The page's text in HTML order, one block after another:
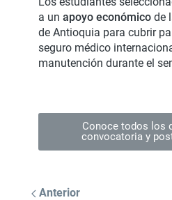
a un apoyo económico de
de Antioquia para cubrir
seguro médico
manutención durante el
Conoce todos los
convocatoria y
Anterior